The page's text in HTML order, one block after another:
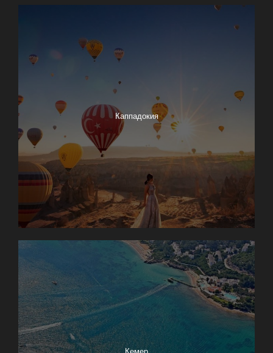
Каппадокия